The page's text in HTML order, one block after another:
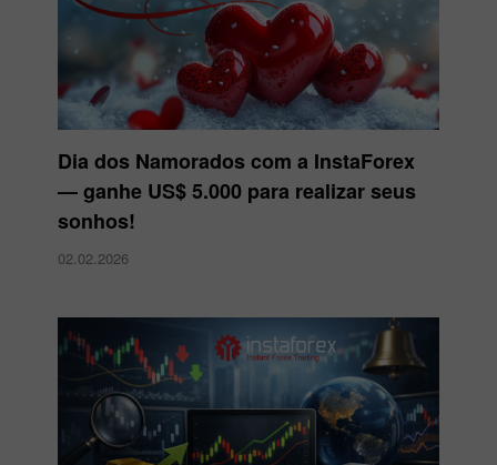
Dia dos Namorados com a InstaForex
— ganhe US$ 5.000 para realizar seus
sonhos!
02.02.2026